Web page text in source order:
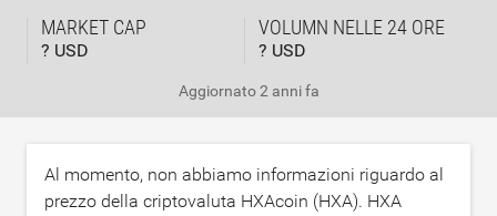
MARKET CAP
? USD
VOLUMN NELLE 24 ORE
? USD
Aggiornato2 anni fa
Al momento, non abbiamo informazioni riguardo al
prezzo della criptovaluta HXAcoin (HXA). HXA